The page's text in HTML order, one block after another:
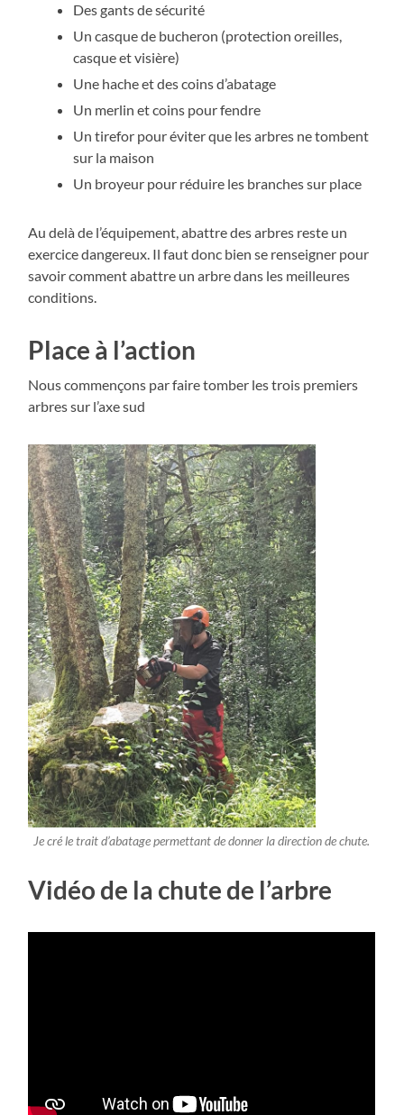
Des gants de sécurité
Un casque de bucheron (protection oreilles,
casque et visière)
Une hache et des coins d’abatage
Un merlin et coins pour fendre
Un tirefor pour éviter que les arbres ne tombent
sur la maison
Un broyeur pour réduire les branches sur place
Au delà de l’équipement, abattre des arbres reste un
exercice dangereux. Il faut donc bien se renseigner pour
savoir comment abattre un arbre dans les meilleures
conditions.
Place à l’action
Nous commençons par faire tomber les trois premiers
arbres sur l’axe sud
Je cré le trait d’abatage permettant de donner la direction de chute.
Vidéo de la chute de l’arbre